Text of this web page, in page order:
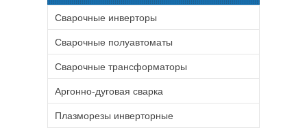
Сварочные инверторы
Сварочные полуавтоматы
Сварочные трансформаторы
Аргонно-дуговая сварка
Плазморезы инверторные